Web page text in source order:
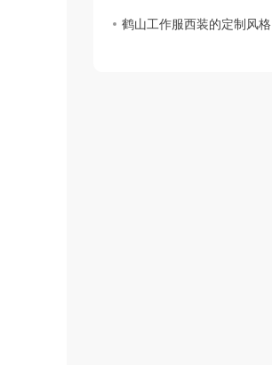
鹤山工作服西装的定制风格